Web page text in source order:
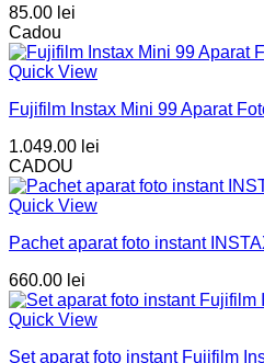
85.00 lei
Cadou
Quick View
Fujifilm Instax Mini 99 Aparat
1.049.00 lei
CADOU
Quick View
Pachet aparat foto instant
660.00 lei
Quick View
Set aparat foto instant Fujifilm